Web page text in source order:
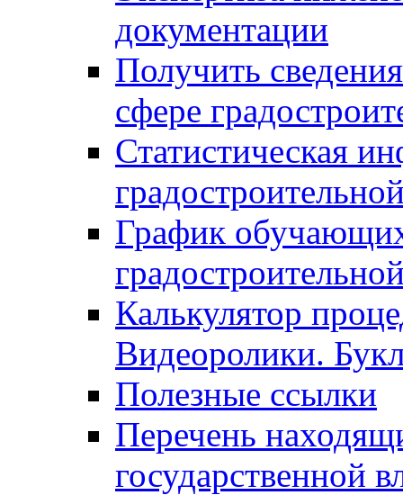
документации
Получить
сфере
Статистическая
График
Калькулятор
Видеоролики.
Полезные ссылки
Перечень
государственной